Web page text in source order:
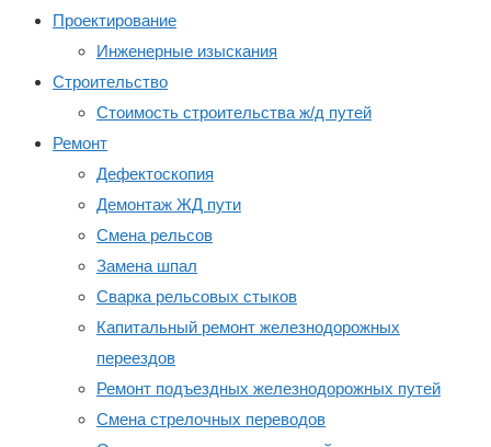
Проектирование
Инженерные изыскания
Строительство
Стоимость строительства ж/д путей
Ремонт
Дефектоскопия
Демонтаж ЖД пути
Смена рельсов
Замена шпал
Сварка рельсовых стыков
Капитальный ремонт железнодорожных
переездов
Ремонт подъездных железнодорожных путей
Смена стрелочных переводов